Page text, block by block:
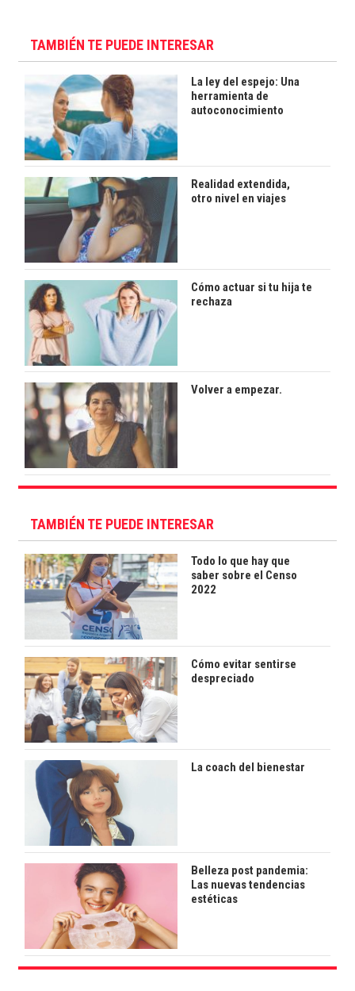
TAMBIÉN TE PUEDE INTERESAR
La ley del espejo: Una
herramienta de
autoconocimiento
Realidad extendida,
otro nivel en viajes
Cómo actuar si tu hija te
rechaza
Volver a empezar.
TAMBIÉN TE PUEDE INTERESAR
Todo lo que hay que
saber sobre el Censo
2022
Cómo evitar sentirse
despreciado
La coach del bienestar
Belleza post pandemia:
Las nuevas tendencias
estéticas